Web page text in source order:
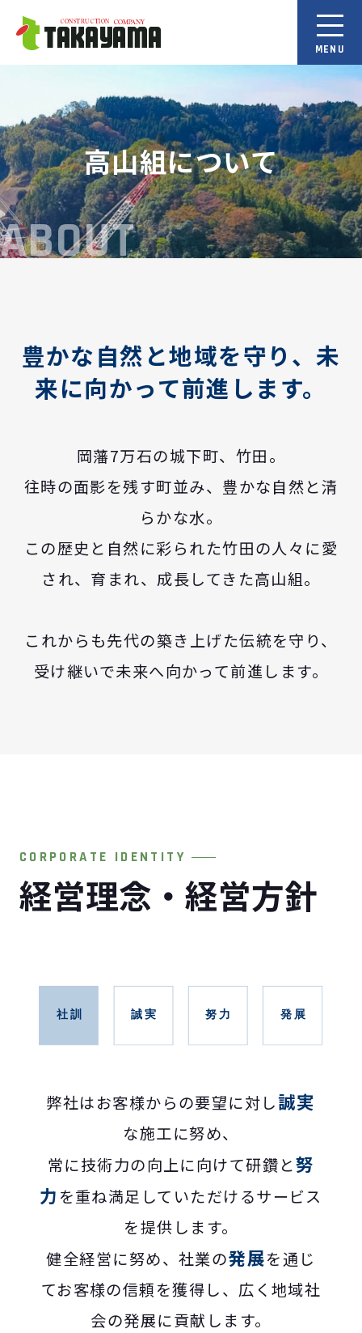
高山組について
ABOUT
豊かな自然と地域を守り、未
来に向かって前進します。
岡藩7万石の城下町、竹田。
往時の面影を残す町並み、豊かな自然と清
らかな水。
この歴史と自然に彩られた竹田の人々に愛
され、育まれ、成長してきた高山組。
これからも先代の築き上げた伝統を守り、
受け継いで未来へ向かって前進します。
CORPORATE IDENTITY
経営理念・経営方針
弊社はお客様からの要望に対し誠実
な施工に努め、
常に技術力の向上に向けて研鑽と努
力 を重ね満足していただけるサービス
を提供します。
健全経営に努め、社業の発展を通じ
てお客様の信頼を獲得し、広く地域社
会の発展に貢献します。